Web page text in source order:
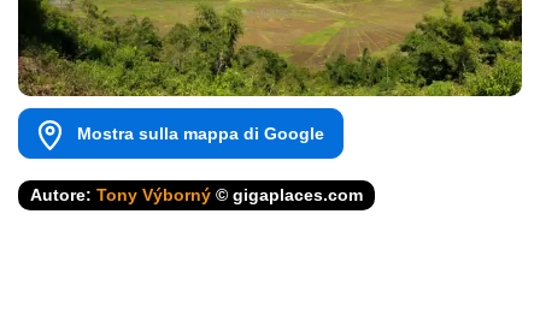
Mostra sulla mappa di Google
Autore: Tony Výborný © gigaplaces.com